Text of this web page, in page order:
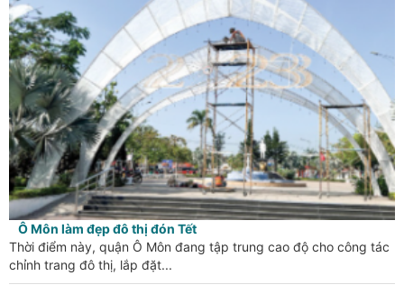
Ô Môn làm đẹp đô thị đón Tết
Thời điểm này, quận Ô Môn đang tập trung cao độ cho công tác
chỉnh trang đô thị, lắp đặt...